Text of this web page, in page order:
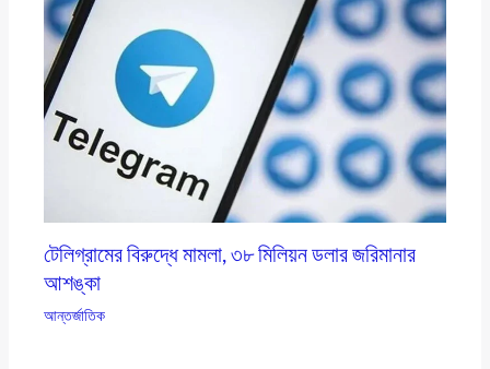
টেলিগ্রামের বিরুদ্ধে মামলা, ৩৮ মিলিয়ন ডলার জরিমানার
আশঙ্কা
আন্তর্জাতিক